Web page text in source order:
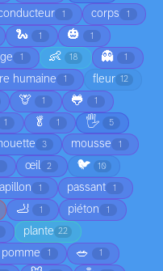
1 corps 1
🐍 1 🎃 1
1 👶 18 👻 1
humaine 1 fleur 12
🦒 1 🐸 1
1 🥬 1 🖐️ 5
3 mousse 1
œil 2 🐦 10
1 passant 1
🦶 1 piéton 1
plante 22
pomme 1 🥗 1